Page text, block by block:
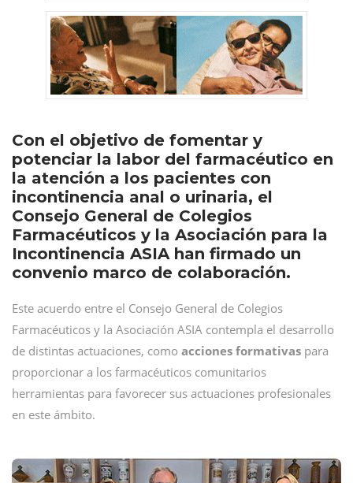
Con el objetivo de fomentar y
potenciar la labor del farmacéutico en
la atención a los pacientes con
incontinencia anal o urinaria, el
Consejo General de Colegios
Farmacéuticos y la Asociación para la
Incontinencia ASIA han firmado un
convenio marco de colaboración.
Este acuerdo entre el Consejo General de Colegios
Farmacéuticos y la Asociación ASIA contempla el desarrollo
de distintas actuaciones, como acciones formativas para
proporcionar a los farmacéuticos comunitarios
herramientas para favorecer sus actuaciones profesionales
en este ámbito.